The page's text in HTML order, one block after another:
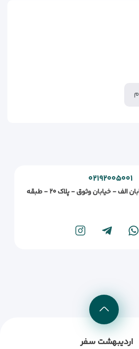
۰۲۱۹۲۰۰۵۰۰۱
تهران - زعفرانیه - خیابان الف - خیابان وثوق - پلاک ۲۰ - طبقه
اردیبهشت سفر